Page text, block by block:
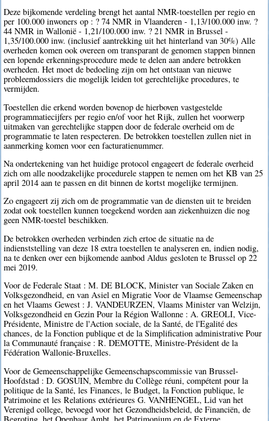
Deze bijkomende verdeling brengt het aantal NMR-toestellen per regio en
per 100.000 inwoners op : ? 74 NMR in Vlaanderen - 1,13/100.000 inw. ?
44 NMR in Wallonië - 1,21/100.000 inw. ? 21 NMR in Brussel -
1,35/100.000 inw. (inclusief aantrekking uit het hinterland van 30%) Alle
overheden komen ook overeen om transparant de genomen stappen binnen
een lopende erkenningsprocedure mede te delen aan andere betrokken
overheden. Het moet de bedoeling zijn om het ontstaan van nieuwe
probleemdossiers die mogelijk leiden tot gerechtelijke procedures, te
vermijden.
Toestellen die erkend worden bovenop de hierboven vastgestelde
programmatiecijfers per regio en/of voor het Rijk, zullen het voorwerp
uitmaken van gerechtelijke stappen door de federale overheid om de
programmatie te laten respecteren. De betrokken toestellen zullen niet in
aanmerking komen voor een facturatienummer.
Na ondertekening van het huidige protocol engageert de federale overheid
zich om alle noodzakelijke procedurele stappen te nemen om het KB van 25
april 2014 aan te passen en dit binnen de kortst mogelijke termijnen.
Zo engageert zij zich om de programmatie van de diensten uit te breiden
zodat ook toestellen kunnen toegekend worden aan ziekenhuizen die nog
geen NMR-toestel beschikken.
De betrokken overheden verbinden zich ertoe de situatie na de
indienststelling van deze 18 extra toestellen te analyseren en, indien nodig,
na te denken over een bijkomende aanbod Aldus gesloten te Brussel op 22
mei 2019.
Voor de Federale Staat : M. DE BLOCK, Minister van Sociale Zaken en
Volksgezondheid, en van Asiel en Migratie Voor de Vlaamse Gemeenschap
en het Vlaams Gewest : J. VANDEURZEN, Vlaams Minister van Welzijn,
Volksgezondheid en Gezin Pour la Région Wallonne : A. GREOLI, Vice-
Présidente, Ministre de l'Action sociale, de la Santé, de l'Egalité des
chances, de la Fonction publique et de la Simplification administrative Pour
la Communauté française : R. DEMOTTE, Ministre-Président de la
Fédération Wallonie-Bruxelles.
Voor de Gemeenschappelijke Gemeenschapscommissie van Brussel-
Hoofdstad : D. GOSUIN, Membre du Collège réuni, compétent pour la
politique de la Santé, les Finances, le Budget, la Fonction publique, le
Patrimoine et les Relations extérieures G. VANHENGEL, Lid van het
Verenigd college, bevoegd voor het Gezondheidsbeleid, de Financiën, de
Begroting, het Openbaar Ambt, het Patrimonium en de Externe